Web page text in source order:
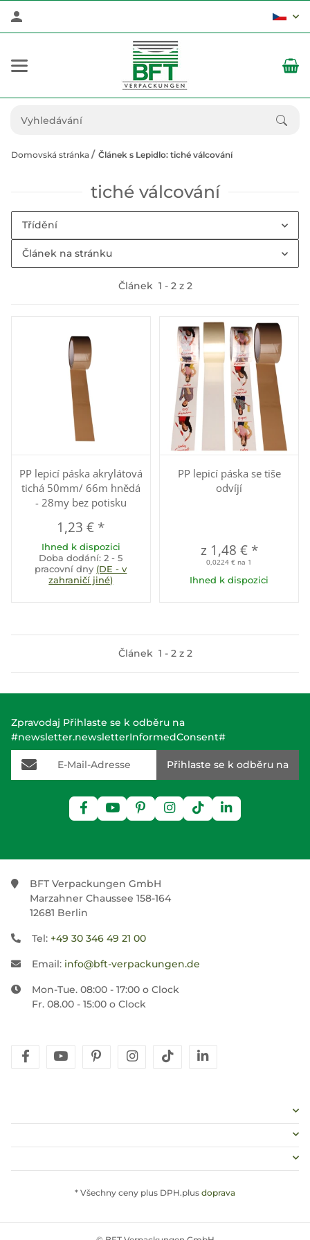
Domovská stránka Článek s Lepidlo: tiché válcování
tiché válcování
Třídění
Článek na stránku
Článek 1 - 2z 2
PP lepicí páska akrylátová
tichá 50mm/ 66m hnědá
- 28my bez potisku
1,23 € *
Ihned k dispozici
Doba dodání:2 - 5
pracovní dny (DE - v
zahraničí jiné)
PP lepicí páska se tiše
odvíjí
z 1,48 € *
0,0224 € na 1
Ihned k dispozici
Článek 1 - 2z 2
Zpravodaj Přihlaste se k odběru na
#newsletter.newsletterInformedConsent#
E-Mail-Adresse
Přihlaste se k odběru na
BFT Verpackungen GmbH
Marzahner Chaussee 158-164
12681 Berlin
Tel: +49 30 346 49 21 00
Email: info@bft-verpackungen.de
Mon-Tue. 08:00 - 17:00 o Clock
Fr. 08.00 - 15:00 o Clock
facebookyoutubepinterestinstagram
tiktok
* Všechny ceny plus DPH.plus doprava